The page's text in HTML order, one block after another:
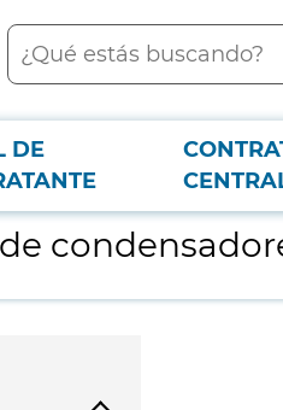
Buscar
DE
para los coches del material móvil